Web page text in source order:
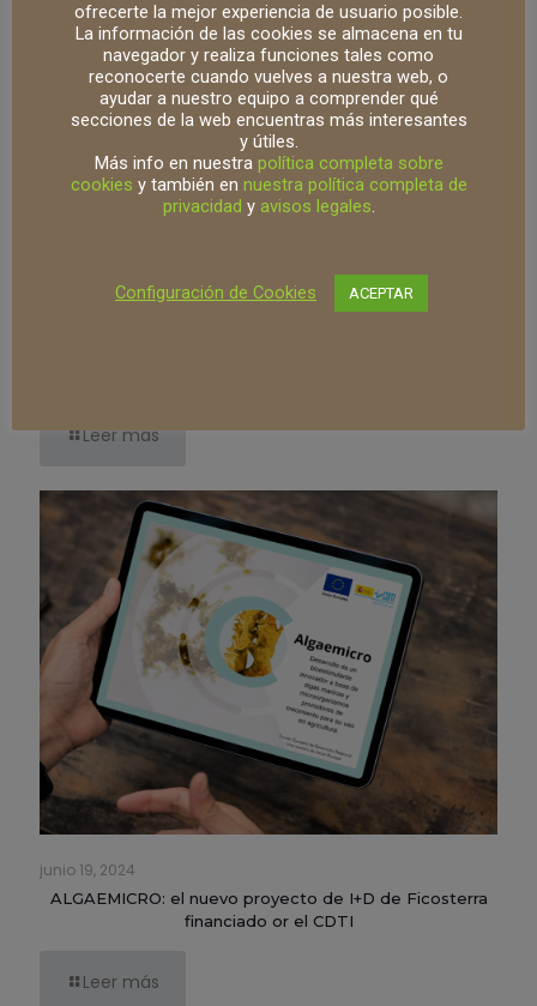
Leer más
junio 19, 2024
ALGAEMICRO: el nuevo proyecto de I+D de Ficosterra
financiado or el CDTI
Leer más
ofrecerte la mejor experiencia de usuario posible.
La información de las cookies se almacena en tu
navegador y realiza funciones tales como
reconocerte cuando vuelves a nuestra web, o
ayudar a nuestro equipo a comprender qué
secciones de la web encuentras más interesantes
y útiles.
Más info en nuestra política completa sobre
cookies y también en nuestra política completa de
privacidad y avisos legales.
Configuración de Cookies ACEPTAR